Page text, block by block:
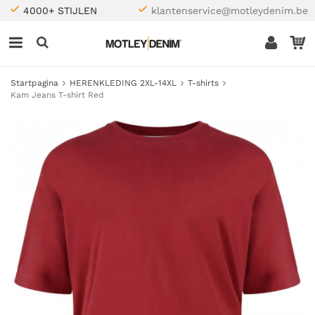
4000+ STIJLEN klantenservice@motleydenim.be
Startpagina HERENKLEDING 2XL-14XL
T-shirts
Kam Jeans T-shirt Red